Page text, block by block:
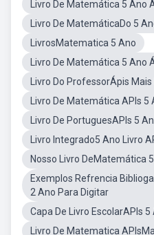
Livro De Matemática 5 Ano
Livro De MatemáticaDo 5
LivrosMatematica 5 Ano
Livro De Matemática 5 Ano
Livro Do ProfessorÁpis
Livro De Matemática APIs 5
Livro De PortuguesAPIs 5
Livro Integrado5 Ano Livro
Nosso Livro DeMatemática
Exemplos Refrencia
2 Ano Para Digitar
Capa De Livro EscolarAPIs 5
Livro De Matematica